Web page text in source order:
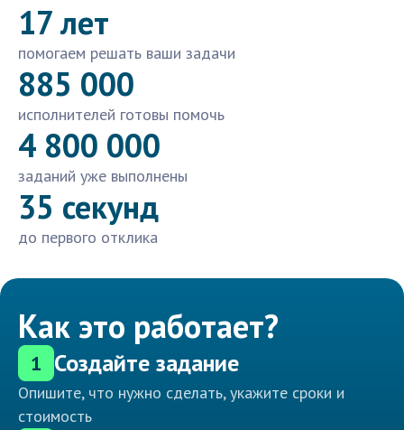
17 лет
помогаем решать ваши задачи
885 000
исполнителей готовы помочь
4 800 000
заданий уже выполнены
35 секунд
до первого отклика
Как это работает?
1 Создайте задание
Опишите, что нужно сделать, укажите сроки и
стоимость